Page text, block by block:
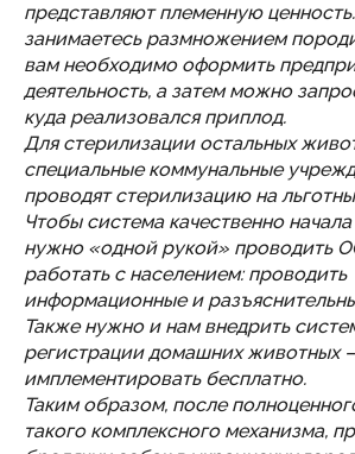
представляют племенную
занимаетесь размножением
вам необходимо оформить
деятельность, а затем можно
куда реализовался приплод.
Для стерилизации остальных
специальные коммунальные
проводят стерилизацию на
Чтобы система качественно
нужно «одной рукой» проводить
работать с населением: проводить
информационные и
Также нужно и нам внедрить
регистрации домашних животных
имплементировать бесплатно.
Таким образом, после
такого комплексного механизма,